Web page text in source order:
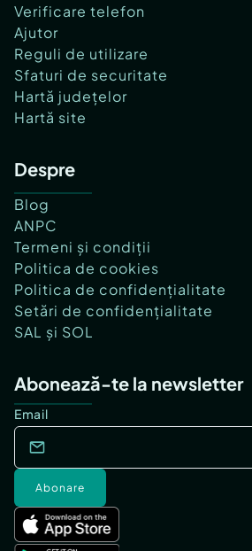
Verificare telefon
Ajutor
Reguli de utilizare
Sfaturi de securitate
Hartă județelor
Hartă site
Despre
Blog
ANPC
Termeni și condiții
Politica de cookies
Politica de confidențialitate
Setări de confidențialitate
SAL și SOL
Abonează-te la newsletter
Email
Abonare